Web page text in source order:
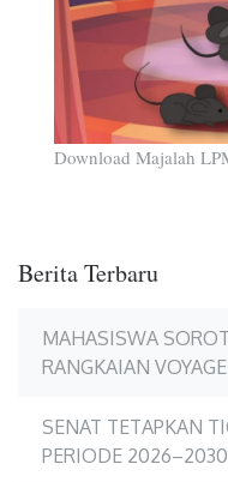
Download Majalah
Berita Terbaru
MAHASISWA
RANGKAIAN
SENAT TETAPKAN
PERIODE 2026–2030